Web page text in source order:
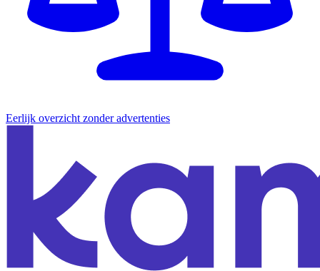
Eerlijk overzicht zonder advertenties